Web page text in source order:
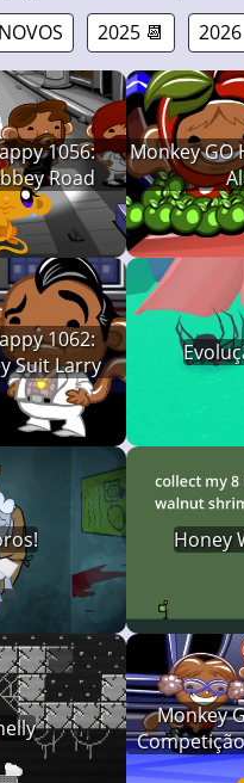
NOVOS 2025 📆 2026
1056:
Road
Monkey GO
1062:
Suit Larry
Honey
Monkey